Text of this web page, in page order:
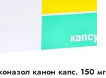
канон капс. 150 мг